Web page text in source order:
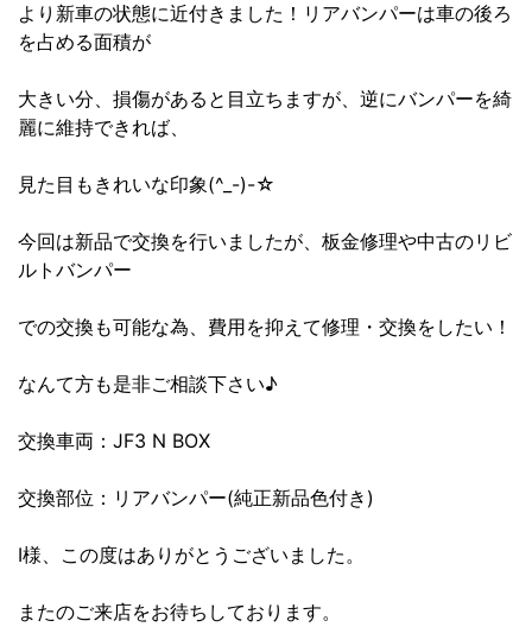
より新車の状態に近付きました！リアバンパーは車の後ろ
を占める面積が
大きい分、損傷があると目立ちますが、逆にバンパーを綺
麗に維持できれば、
見た目もきれいな印象(^_-)-☆
今回は新品で交換を行いましたが、板金修理や中古のリビ
ルトバンパー
での交換も可能な為、費用を抑えて修理・交換をしたい！
なんて方も是非ご相談下さい♪
交換車両：JF3 N BOX
交換部位：リアバンパー(純正新品色付き)
I様、この度はありがとうございました。
またのご来店をお待ちしております。